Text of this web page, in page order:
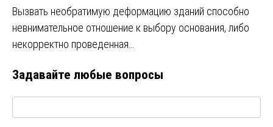
Вызвать необратимую деформацию зданий способно
невнимательное отношение к выбору основания, либо
некорректно проведенная…
Задавайте любые вопросы